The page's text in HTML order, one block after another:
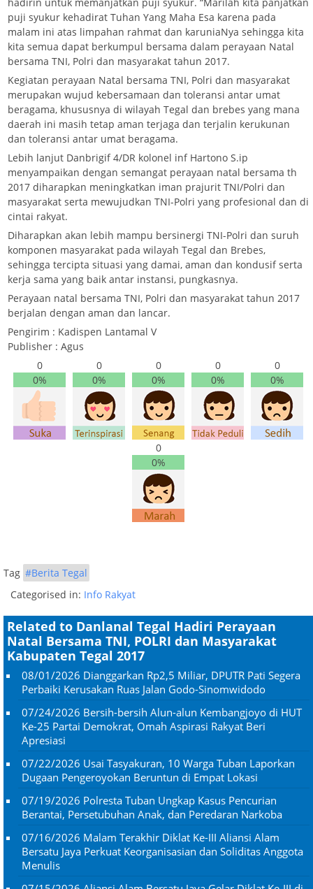
puji syukur kehadirat Tuhan Yang Maha Esa karena pada
malam ini atas limpahan rahmat dan karuniaNya sehingga kita
kita semua dapat berkumpul bersama dalam perayaan Natal
bersama TNI, Polri dan masyarakat tahun 2017.
Kegiatan perayaan Natal bersama TNI, Polri dan masyarakat
merupakan wujud kebersamaan dan toleransi antar umat
beragama, khususnya di wilayah Tegal dan brebes yang mana
daerah ini masih tetap aman terjaga dan terjalin kerukunan
dan toleransi antar umat beragama.
Lebih lanjut Danbrigif 4/DR kolonel inf Hartono S.ip
menyampaikan dengan semangat perayaan natal bersama th
2017 diharapkan meningkatkan iman prajurit TNI/Polri dan
masyarakat serta mewujudkan TNI-Polri yang profesional dan di
cintai rakyat.
Diharapkan akan lebih mampu bersinergi TNI-Polri dan suruh
komponen masyarakat pada wilayah Tegal dan Brebes,
sehingga tercipta situasi yang damai, aman dan kondusif serta
kerja sama yang baik antar instansi, pungkasnya.
Perayaan natal bersama TNI, Polri dan masyarakat tahun 2017
berjalan dengan aman dan lancar.
Pengirim : Kadispen Lantamal V
Publisher : Agus
0
0%
0
0%
0
0%
0
0%
0
0%
0
0%
Tag #Berita Tegal
Categorised in: Info Rakyat
Related to Danlanal Tegal Hadiri Perayaan
Natal Bersama TNI, POLRI dan Masyarakat
Kabupaten Tegal 2017
08/01/2026 Dianggarkan Rp2,5 Miliar, DPUTR Pati Segera
Perbaiki Kerusakan Ruas Jalan Godo-Sinomwidodo
07/24/2026 Bersih-bersih Alun-alun Kembangjoyo di HUT
Ke-25 Partai Demokrat, Omah Aspirasi Rakyat Beri
Apresiasi
07/22/2026 Usai Tasyakuran, 10 Warga Tuban Laporkan
Dugaan Pengeroyokan Beruntun di Empat Lokasi
07/19/2026 Polresta Tuban Ungkap Kasus Pencurian
Berantai, Persetubuhan Anak, dan Peredaran Narkoba
07/16/2026 Malam Terakhir Diklat Ke-III Aliansi Alam
Bersatu Jaya Perkuat Keorganisasian dan Soliditas Anggota
Menulis